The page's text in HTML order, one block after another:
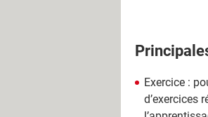
Exercice :
d’exercices